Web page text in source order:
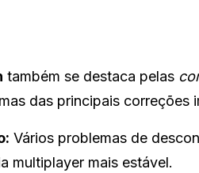
também se destaca pelas
das principais correções
Vários problemas de
multiplayer mais estável.